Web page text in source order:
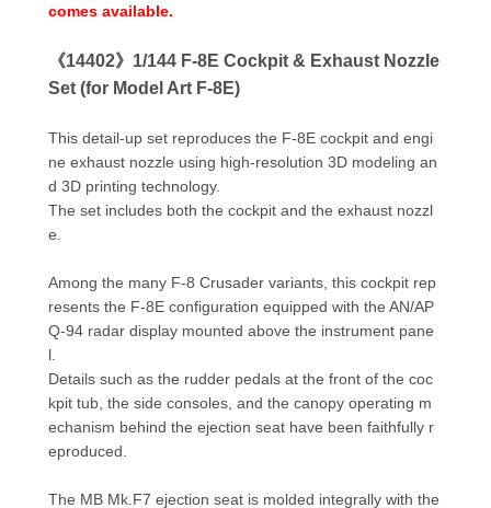
comes available.
《14402》1/144 F-8E Cockpit & Exhaust Nozzle
Set (for Model Art F-8E)
This detail-up set reproduces the F-8E cockpit and engi
ne exhaust nozzle using high-resolution 3D modeling an
d 3D printing technology.
The set includes both the cockpit and the exhaust nozzl
e.
Among the many F-8 Crusader variants, this cockpit rep
resents the F-8E configuration equipped with the AN/AP
Q-94 radar display mounted above the instrument pane
l.
Details such as the rudder pedals at the front of the coc
kpit tub, the side consoles, and the canopy operating m
echanism behind the ejection seat have been faithfully r
eproduced.
The MB Mk.F7 ejection seat is molded integrally with the